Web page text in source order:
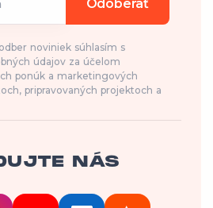
Odoberať
noviniek súhlasím s
údajov za účelom
ponúk a marketingových
pripravovaných projektoch a
NÁS